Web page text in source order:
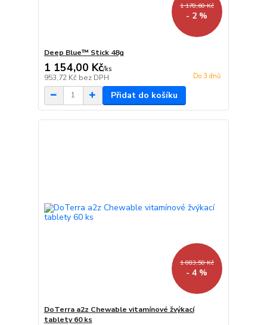
1 178,60 Kč
- 2 %
Deep Blue™ Stick 48g
1 154,00 Kč/ks
953,72 Kč bez DPH Do 3 dnů
Přidat do košíku
1 083,50 Kč
- 4 %
DoTerra a2z Chewable vitamínové žvýkací
tablety 60 ks